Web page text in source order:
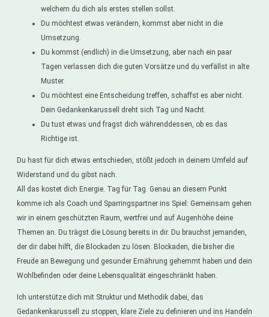
welchem du dich als erstes stellen sollst.
Du möchtest etwas verändern, kommst aber nicht in die
Umsetzung.
Du kommst (endlich) in die Umsetzung, aber nach ein paar
Tagen verlassen dich die guten Vorsätze und du verfällst in alte
Muster.
Du möchtest eine Entscheidung treffen, schaffst es aber nicht.
Dein Gedankenkarussell dreht sich Tag und Nacht.
Du tust etwas und fragst dich währenddessen, ob es das
Richtige ist.
Du hast für dich etwas entschieden, stößt jedoch in deinem Umfeld auf
Widerstand und du gibst nach.
All das kostet dich Energie. Tag für Tag. Genau an diesem Punkt
komme ich als Coach und Sparringspartner ins Spiel: Gemeinsam gehen
wir in einem geschützten Raum, wertfrei und auf Augenhöhe deine
Themen an. Du trägst die Lösung bereits in dir. Du brauchst jemanden,
der dir dabei hilft, die Blockaden zu lösen. Blockaden, die bisher die
Freude an Bewegung und gesunder Ernährung gehemmt haben und dein
Wohlbefinden oder deine Lebensqualität eingeschränkt haben.
Ich unterstütze dich mit Struktur und Methodik dabei, das
Gedankenkarussell zu stoppen, klare Ziele zu definieren und ins Handeln